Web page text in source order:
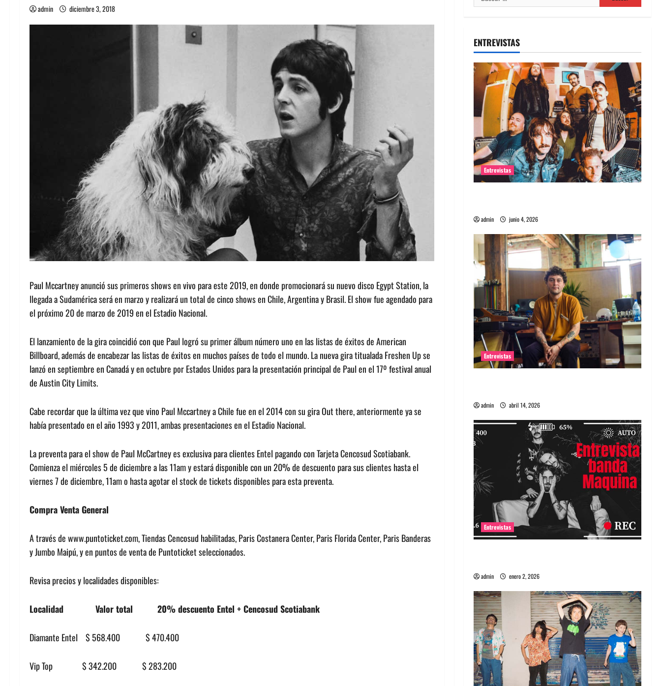
admin diciembre 3, 2018
Paul Mccartney anunció sus primeros shows en vivo para este 2019, en donde promocionará su nuevo disco Egypt Station, la
llegada a Sudamérica será en marzo y realizará un total de cinco shows en Chile, Argentina y Brasil. El show fue agendado para
el próximo 20 de marzo de 2019 en el Estadio Nacional.
El lanzamiento de la gira coincidió con que Paul logró su primer álbum número uno en las listas de éxitos de American
Billboard, además de encabezar las listas de éxitos en muchos países de todo el mundo. La nueva gira titualada Freshen Up se
lanzó en septiembre en Canadá y en octubre por Estados Unidos para la presentación principal de Paul en el 17º festival anual
de Austin City Limits.
Cabe recordar que la última vez que vino Paul Mccartney a Chile fue en el 2014 con su gira Out there, anteriormente ya se
había presentado en el año 1993 y 2011, ambas presentaciones en el Estadio Nacional.
La preventa para el show de Paul McCartney es exclusiva para clientes Entel pagando con Tarjeta Cencosud Scotiabank.
Comienza el miércoles 5 de diciembre a las 11am y estará disponible con un 20% de descuento para sus clientes hasta el
viernes 7 de diciembre, 11am o hasta agotar el stock de tickets disponibles para esta preventa.
Compra Venta General
A través de www.puntoticket.com, Tiendas Cencosud habilitadas, Paris Costanera Center, Paris Florida Center, Paris Banderas
y Jumbo Maipú, y en puntos de venta de Puntoticket seleccionados.
Revisa precios y localidades disponibles:
Localidad Valor total 20% descuento Entel + Cencosud Scotiabank
Diamante Entel $ 568.400 $ 470.400
Vip Top $ 342.200 $ 283.200
ENTREVISTAS
Entrevistas
admin junio 4, 2026
Entrevistas
admin abril 14, 2026
Entrevistas
admin enero 2, 2026